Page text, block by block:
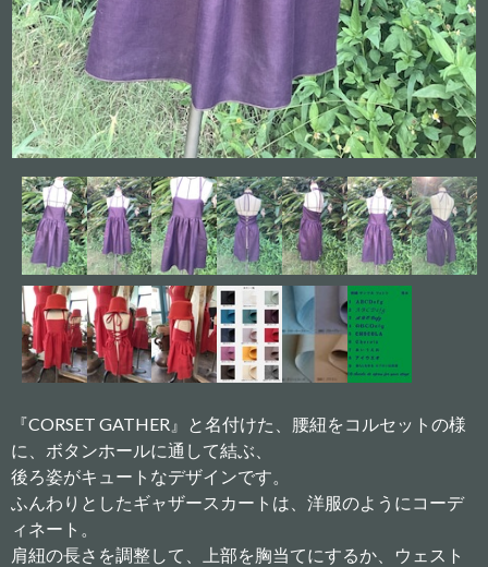
『CORSET GATHER』と名付けた、腰紐をコルセットの様
に、ボタンホールに通して結ぶ、
後ろ姿がキュートなデザインです。
ふんわりとしたギャザースカートは、洋服のようにコーデ
ィネート。
肩紐の長さを調整して、上部を胸当てにするか、ウェスト